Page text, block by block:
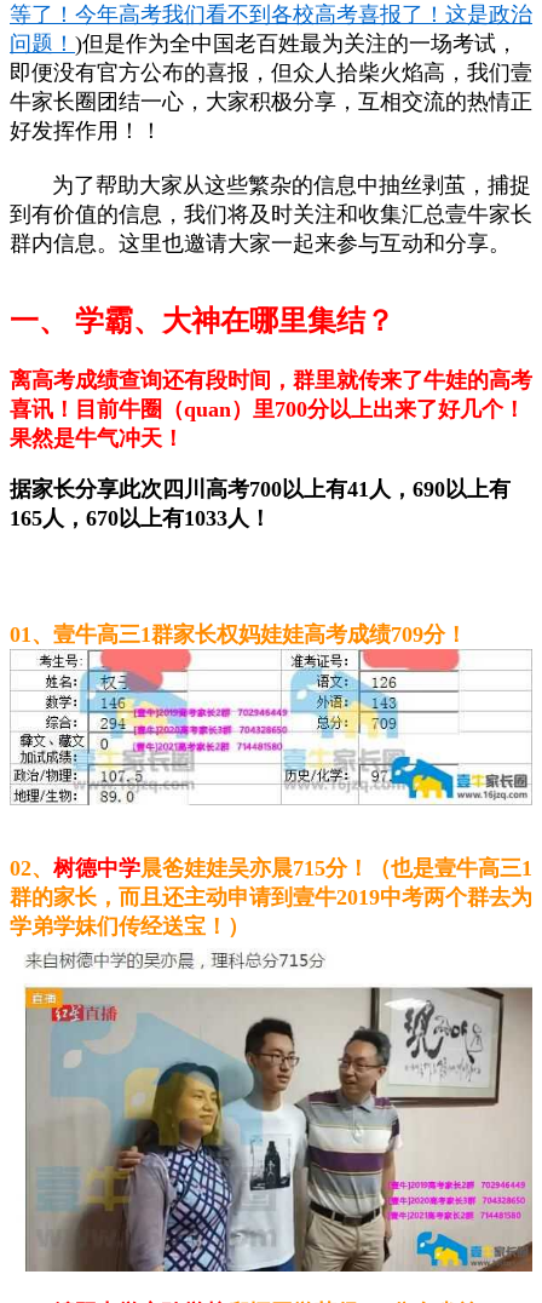
等了！今年高考我们看不到各校高考喜报了！这是政治
问题！ )但是作为全中国老百姓最为关注的一场考试，
即便没有官方公布的喜报，但众人拾柴火焰高，我们壹
牛家长圈团结一心，大家积极分享，互相交流的热情正
好发挥作用！！
为了帮助大家从这些繁杂的信息中抽丝剥茧，捕捉
到有价值的信息，我们将及时关注和收集汇总壹牛家长
群内信息。这里也邀请大家一起来参与互动和分享。
一、 学霸、大神在哪里集结？
离高考成绩查询还有段时间，群里就传来了牛娃的高考
喜讯！目前牛圈（quan）里700分以上出来了好几个！
果然是牛气冲天！
据家长分享此次四川高考700以上有41人，690以上有
165人，670以上有1033人！
01、壹牛高三1群家长权妈娃娃高考成绩709分！
02、 树德中学晨爸娃娃吴亦晨715分！（也是壹牛高三1
群的家长，而且还主动申请到壹牛2019中考两个群去为
学弟学妹们传经送宝！）